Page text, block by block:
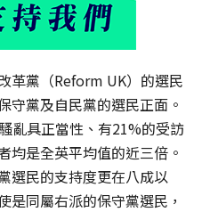
革黨（Reform UK）的選民
守黨及自民黨的選民正面。
亂具正當性、有21%的受訪
均是全英平均值的近三倍。
選民的支持度更在八成以
是同屬右派的保守黨選民，